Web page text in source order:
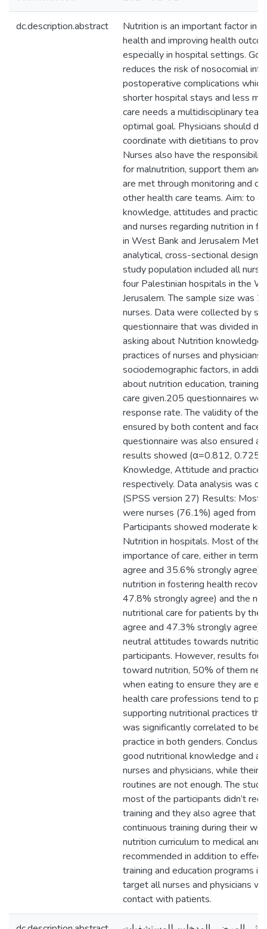
dc.description.abstract
Nutrition is an important factor in
health and improving health
especially in hospital settings.
reduces the risk of nosocomial
postoperative complications
shorter hospital stays and less
care needs a multidisciplinary
optimal goal. Physicians should
coordinate with dietitians to
Nurses also have the
for malnutrition, support them and
are met through monitoring and
other health care teams. Aim: to
knowledge, attitudes and
and nurses regarding nutrition in
in West Bank and Jerusalem
analytical, cross-sectional designs
study population included all
four Palestinian hospitals in the
Jerusalem. The sample size was
nurses. Data were collected by
questionnaire that was divided
asking about Nutrition
practices of nurses and physicians
sociodemographic factors, in
about nutrition education, training
care given.205 questionnaires
response rate. The validity of the
ensured by both content and face
questionnaire was also ensured
results showed (α=0.812, 0.725,
Knowledge, Attitude and practice
respectively. Data analysis was
(SPSS version 27) Results: Most
were nurses (76.1%) aged from
Participants showed moderate
Nutrition in hospitals. Most of
importance of care, either in
agree and 35.6% strongly agree),
nutrition in fostering health
47.8% strongly agree) and the
nutritional care for patients by the
agree and 47.3% strongly agree).
neutral attitudes towards nutrition
participants. However, results
toward nutrition, 50% of them
when eating to ensure they are
health care professions tend to
supporting nutritional practices
was significantly correlated to
practice in both genders.
good nutritional knowledge and
nurses and physicians, while their
routines are not enough. The
most of the participants didn’t
training and they also agree that
continuous training during their
nutrition curriculum to medical and
recommended in addition to
training and education programs
target all nurses and physicians
contact with patients.